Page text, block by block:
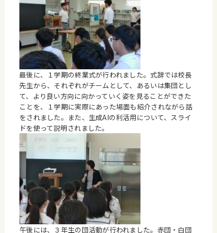
最後に、１学期の終業式が行われました。式辞では校長
先生から、それぞれがチームとして、あるいは集団とし
て、より良い方向に向かっていく姿を見ることができた
ことを、１学期に実際にあった場面も紹介されながら話
をされました。また、生成AIの利活用について、スライ
ドを使って説明されました。
午後には、３年生の団活動が行われました。赤団・白団